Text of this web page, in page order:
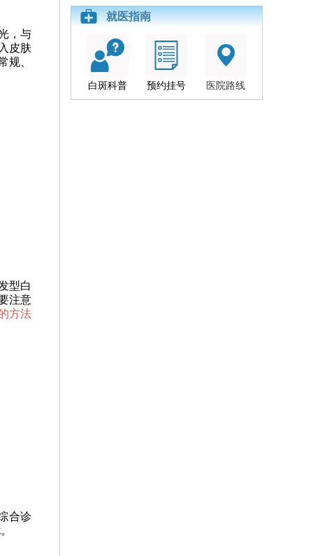
，与
皮肤
规、
型白
注意
方法
合诊
就医指南
白斑科普 预约挂号 医院路线